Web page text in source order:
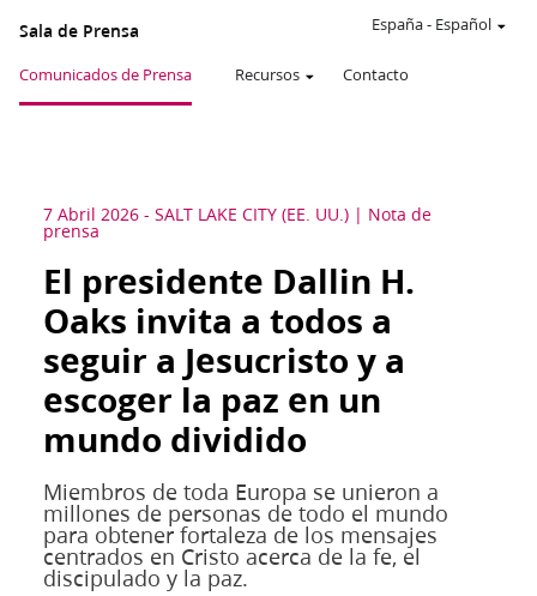
Sala de Prensa
Comunicados de Prensa Recursos Contacto
España- Español
7 Abril 2026 - SALT LAKE CITY (EE. UU.) Nota de
prensa
El presidente Dallin H.
Oaks invita a todos a
seguir a Jesucristo y a
escoger la paz en un
mundo dividido
Miembros de toda Europa se unieron a
millones de personas de todo el mundo
para obtener fortaleza de los mensajes
centrados en Cristo acerca de la fe, el
discipulado y la paz.